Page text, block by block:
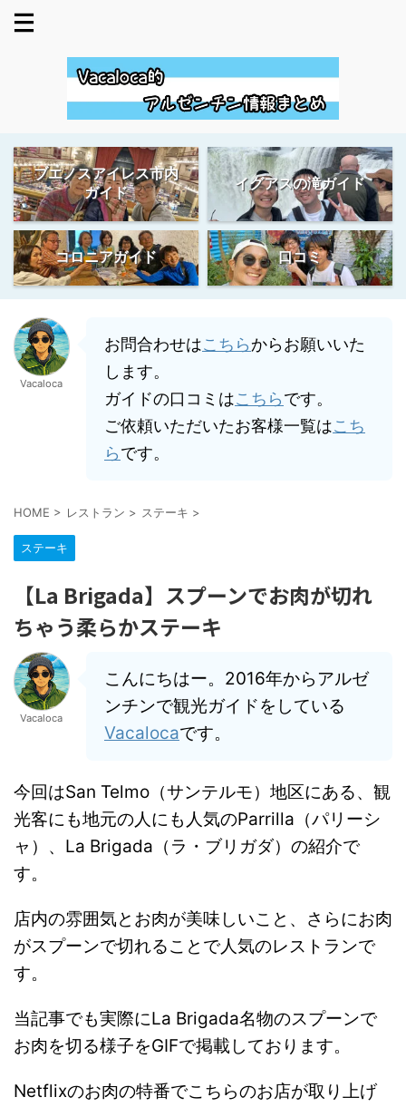
ブエノスアイレス市内
ガイド
イグアスの滝ガイド
コロニアガイド 口コミ
Vacaloca
お問合わせはこちらからお願いいた
します。
ガイドの口コミはこちらです。
ご依頼いただいたお客様一覧はこち
らです。
HOME > レストラン > ステーキ >
ステーキ
【La Brigada】スプーンでお肉が切れ
ちゃう柔らかステーキ
Vacaloca
こんにちはー。2016年からアルゼ
ンチンで観光ガイドをしている
Vacalocaです。
今回はSan Telmo（サンテルモ）地区にある、観
光客にも地元の人にも人気のParrilla（パリーシ
ャ）、La Brigada（ラ・ブリガダ）の紹介で
す。
店内の雰囲気とお肉が美味しいこと、さらにお肉
がスプーンで切れることで人気のレストランで
す。
当記事でも実際にLa Brigada名物のスプーンで
お肉を切る様子をGIFで掲載しております。
Netflixのお肉の特番でこちらのお店が取り上げ